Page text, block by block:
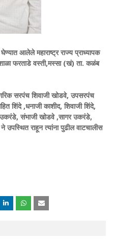
आलेले महाराष्ट्र राज्य प्राध्यापक
शाळा फरताडे वस्ती,मस्सा (खं) ता. कळंब
सरपंच शिवाजी खोडवे, उपसरपंच
शिंदे ,धनाजी काशीद, शिवाजी शिंदे,
उकरंडे, संभाजी खोडवे ,सागर उकरंडे,
उपस्थित राहून त्यांना पुढील वाटचालीस